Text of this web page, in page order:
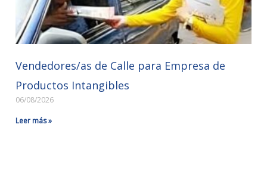
Vendedores/as de Calle para Empresa de
Productos Intangibles
06/08/2026
Leer más »